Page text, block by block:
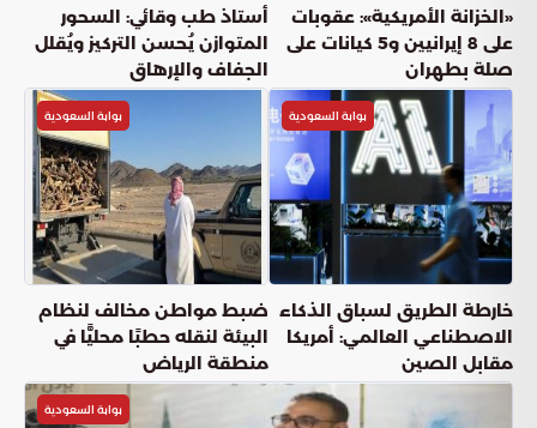
«الخزانة الأمريكية»: عقوبات
على 8 إيرانيين و5 كيانات على
صلة بطهران
أستاذ طب وقائي: السحور
المتوازن يُحسن التركيز ويُقلل
الجفاف والإرهاق
بوابة السعودية
خارطة الطريق لسباق الذكاء
الاصطناعي العالمي: أمريكا
مقابل الصين
بوابة السعودية
ضبط مواطن مخالف لنظام
البيئة لنقله حطبًا محليًّا في
منطقة الرياض
بوابة السعودية